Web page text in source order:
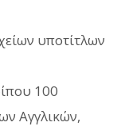
υποτίτλων
100
Αγγλικών,